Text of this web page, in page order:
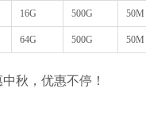
16G 500G 50M
64G 500G 50M
秋，优惠不停！